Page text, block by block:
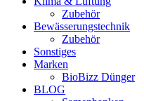
Zubehör
Bewässerungstechnik
Zubehör
Sonstiges
Marken
BioBizz Dünger
BLOG